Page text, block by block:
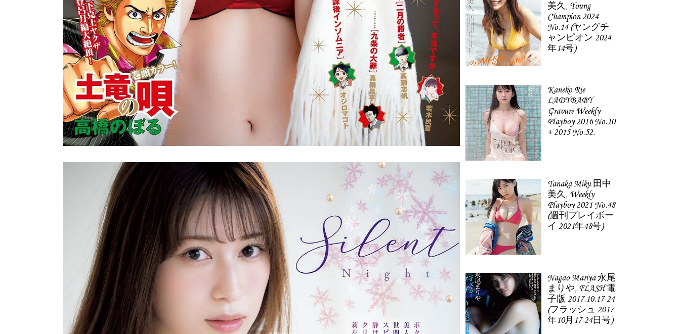
美久, Young
Champion 2024
No.14 (ヤングチ
ャンピオン 2024
年14号)
Kaneko Rie
LADYBABY
Gravure Weekly
Playboy 2016 No.10
+ 2015 No.52.
Tanaka Miku 田中
美久, Weekly
Playboy 2021 No.48
(週刊プレイボー
イ 2021年48号)
Nagao Mariya 永尾
まりや, FLASH 電
子版 2017.10.17-24
(フラッシュ 2017
年10月17-24日号)